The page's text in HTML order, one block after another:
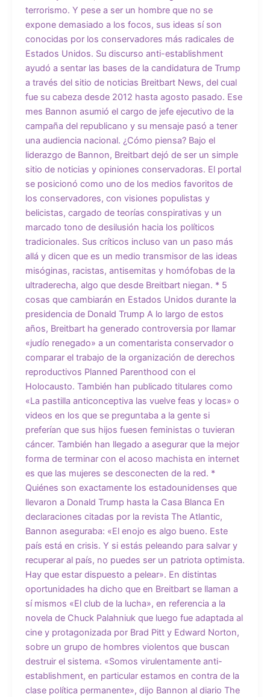
terrorismo. Y pese a ser un hombre que no se
expone demasiado a los focos, sus ideas sí son
conocidas por los conservadores más radicales de
Estados Unidos. Su discurso anti-establishment
ayudó a sentar las bases de la candidatura de Trump
a través del sitio de noticias Breitbart News, del cual
fue su cabeza desde 2012 hasta agosto pasado. Ese
mes Bannon asumió el cargo de jefe ejecutivo de la
campaña del republicano y su mensaje pasó a tener
una audiencia nacional. ¿Cómo piensa? Bajo el
liderazgo de Bannon, Breitbart dejó de ser un simple
sitio de noticias y opiniones conservadoras. El portal
se posicionó como uno de los medios favoritos de
los conservadores, con visiones populistas y
belicistas, cargado de teorías conspirativas y un
marcado tono de desilusión hacia los políticos
tradicionales. Sus críticos incluso van un paso más
allá y dicen que es un medio transmisor de las ideas
misóginas, racistas, antisemitas y homófobas de la
ultraderecha, algo que desde Breitbart niegan. * 5
cosas que cambiarán en Estados Unidos durante la
presidencia de Donald Trump A lo largo de estos
años, Breitbart ha generado controversia por llamar
«judío renegado» a un comentarista conservador o
comparar el trabajo de la organización de derechos
reproductivos Planned Parenthood con el
Holocausto. También han publicado titulares como
«La pastilla anticonceptiva las vuelve feas y locas» o
videos en los que se preguntaba a la gente si
preferían que sus hijos fuesen feministas o tuvieran
cáncer. También han llegado a asegurar que la mejor
forma de terminar con el acoso machista en internet
es que las mujeres se desconecten de la red. *
Quiénes son exactamente los estadounidenses que
llevaron a Donald Trump hasta la Casa Blanca En
declaraciones citadas por la revista The Atlantic,
Bannon aseguraba: «El enojo es algo bueno. Este
país está en crisis. Y si estás peleando para salvar y
recuperar al país, no puedes ser un patriota optimista.
Hay que estar dispuesto a pelear». En distintas
oportunidades ha dicho que en Breitbart se llaman a
sí mismos «El club de la lucha», en referencia a la
novela de Chuck Palahniuk que luego fue adaptada al
cine y protagonizada por Brad Pitt y Edward Norton,
sobre un grupo de hombres violentos que buscan
destruir el sistema. «Somos virulentamente anti-
establishment, en particular estamos en contra de la
clase política permanente», dijo Bannon al diario The